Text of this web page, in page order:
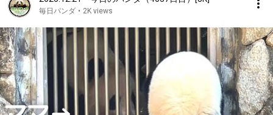
毎日パンダ • 2K views